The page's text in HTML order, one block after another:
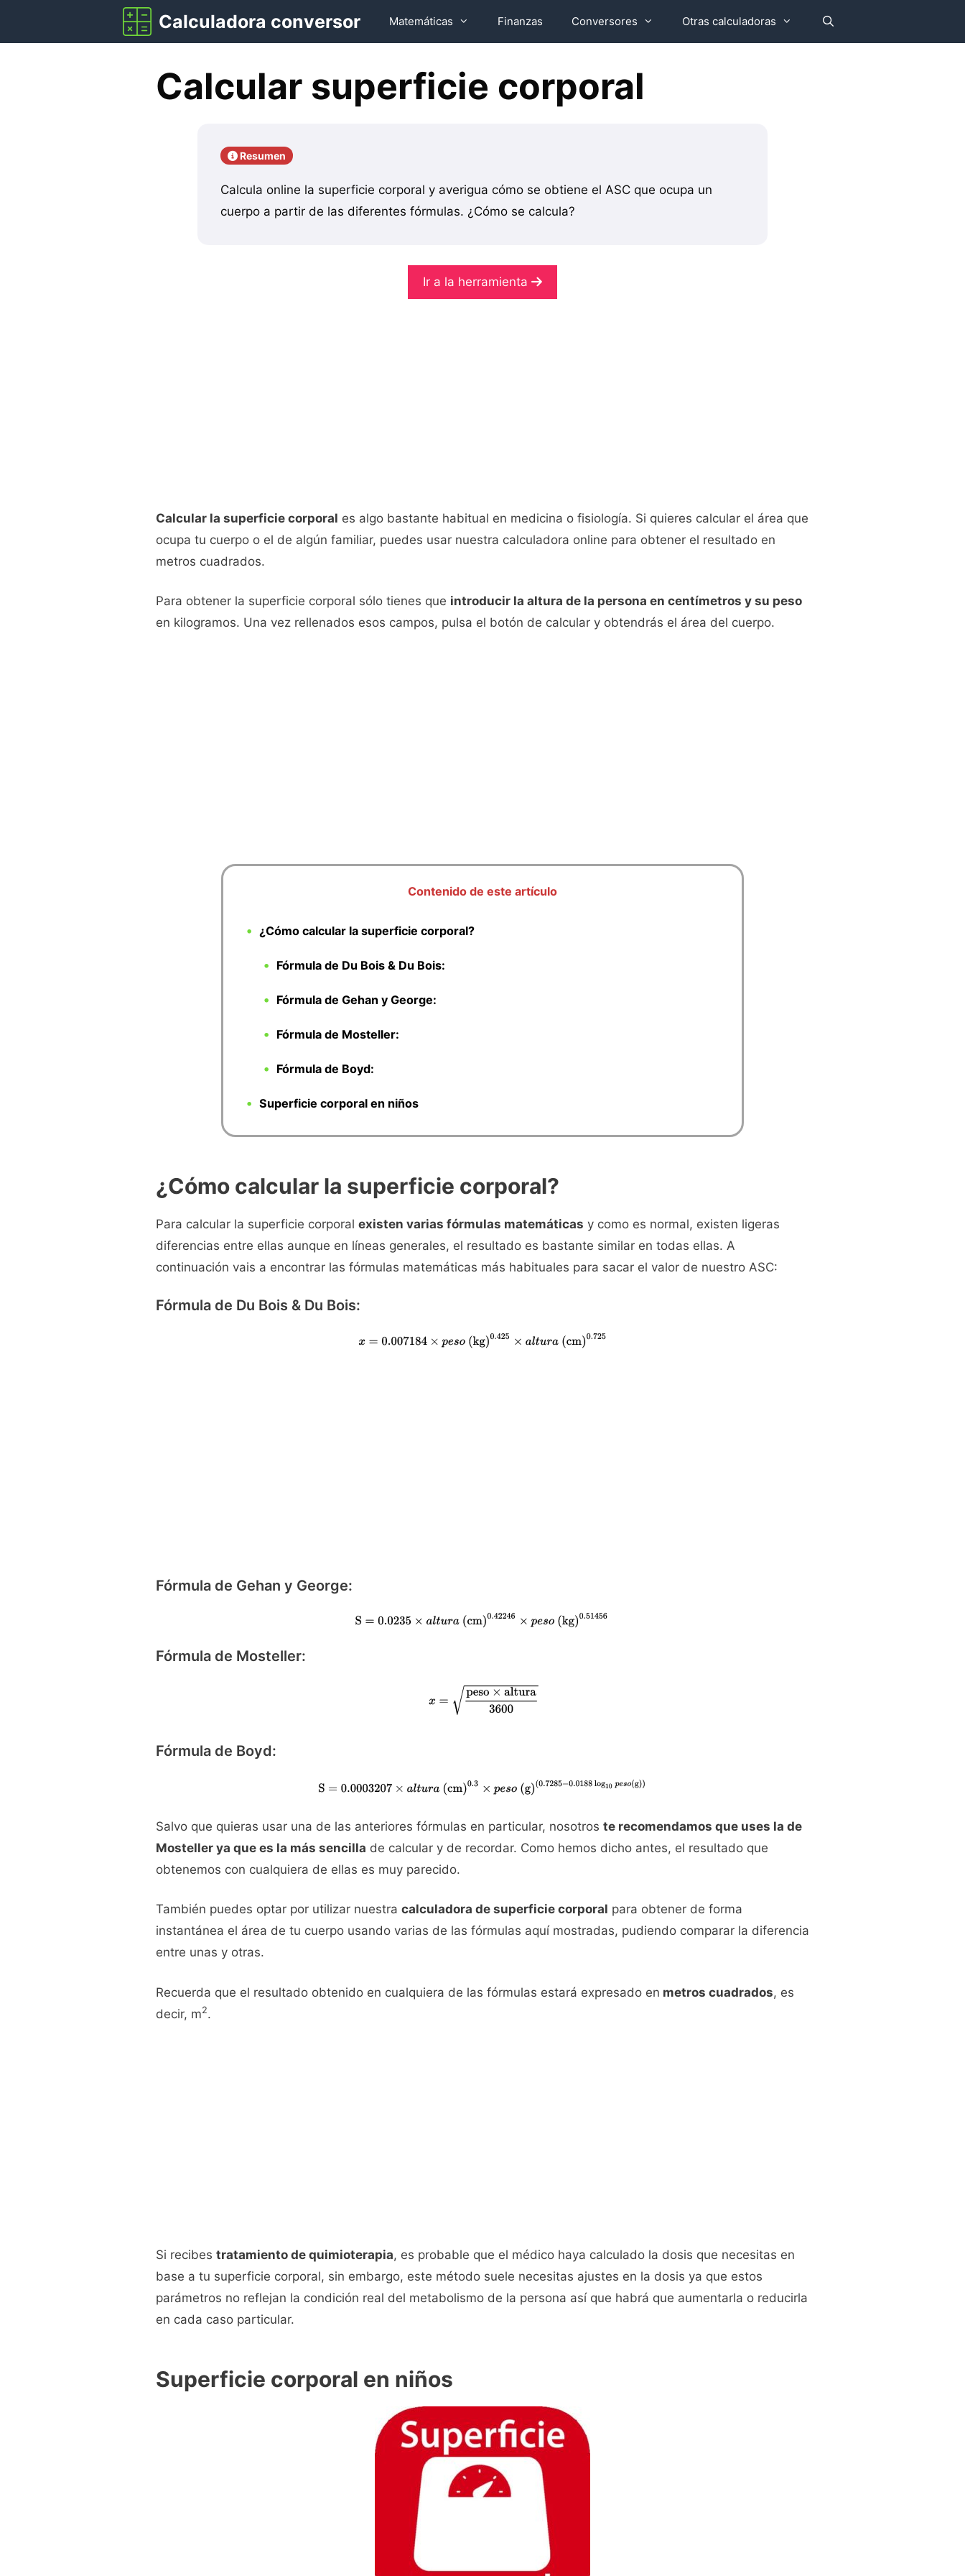
contenido
Calculadora conversor Matemáticas Finanzas Conversores Otras calculadoras
Calcular superficie corporal
Resumen
Calcula online la superficie corporal y averigua cómo se obtiene el ASC que ocupa un
cuerpo a partir de las diferentes fórmulas. ¿Cómo se calcula?
Ir a la herramienta
Calcular la superficie corporal es algo bastante habitual en medicina o fisiología. Si quieres calcular el área que
ocupa tu cuerpo o el de algún familiar, puedes usar nuestra calculadora online para obtener el resultado en
metros cuadrados.
Para obtener la superficie corporal sólo tienes que introducir la altura de la persona en centímetros y su peso
en kilogramos. Una vez rellenados esos campos, pulsa el botón de calcular y obtendrás el área del cuerpo.
Contenido de este artículo
¿Cómo calcular la superficie corporal?
Fórmula de Du Bois & Du Bois:
Fórmula de Gehan y George:
Fórmula de Mosteller:
Fórmula de Boyd:
Superficie corporal en niños
¿Cómo calcular la superficie corporal?
Para calcular la superficie corporal existen varias fórmulas matemáticas y como es normal, existen ligeras
diferencias entre ellas aunque en líneas generales, el resultado es bastante similar en todas ellas. A
continuación vais a encontrar las fórmulas matemáticas más habituales para sacar el valor de nuestro ASC:
Fórmula de Du Bois & Du Bois:
Fórmula de Gehan y George:
Fórmula de Mosteller:
Fórmula de Boyd:
Salvo que quieras usar una de las anteriores fórmulas en particular, nosotros te recomendamos que uses la de
Mosteller ya que es la más sencilla de calcular y de recordar. Como hemos dicho antes, el resultado que
obtenemos con cualquiera de ellas es muy parecido.
También puedes optar por utilizar nuestra calculadora de superficie corporal para obtener de forma
instantánea el área de tu cuerpo usando varias de las fórmulas aquí mostradas, pudiendo comparar la diferencia
entre unas y otras.
Recuerda que el resultado obtenido en cualquiera de las fórmulas estará expresado en metros cuadrados, es
decir, m2.
Si recibes tratamiento de quimioterapia, es probable que el médico haya calculado la dosis que necesitas en
base a tu superficie corporal, sin embargo, este método suele necesitas ajustes en la dosis ya que estos
parámetros no reflejan la condición real del metabolismo de la persona así que habrá que aumentarla o reducirla
en cada caso particular.
Superficie corporal en niños